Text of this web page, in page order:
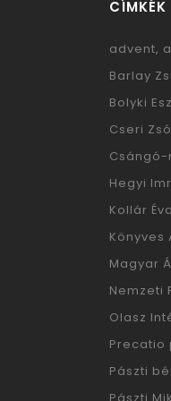
CÍMKÉK
advent
Barlay
Bolyki
Cseri
Hegyi
Kollár Éva
Könyves
Magyar
Nemzeti
Olasz
Precatio
Pászti